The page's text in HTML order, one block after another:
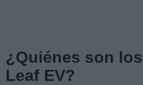
¿Quiénes son
Leaf EV?